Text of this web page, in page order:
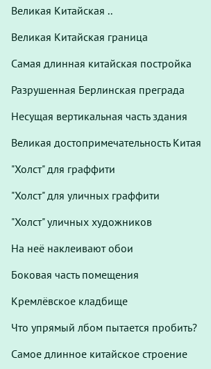
Великая Китайская ..
Великая Китайская граница
Самая длинная китайская постройка
Разрушенная Берлинская преграда
Несущая вертикальная часть здания
Великая достопримечательность Китая
"Холст" для граффити
"Холст" для уличных граффити
"Холст" уличных художников
На неё наклеивают обои
Боковая часть помещения
Кремлёвское кладбище
Что упрямый лбом пытается пробить?
Самое длинное китайское строение